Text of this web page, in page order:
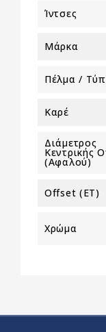
Ίντσες
Μάρκα
Πέλμα /
Καρέ
Διάμετρος
Κεντρικής
(αφαλού)
Offset (ET)
Χρώμα